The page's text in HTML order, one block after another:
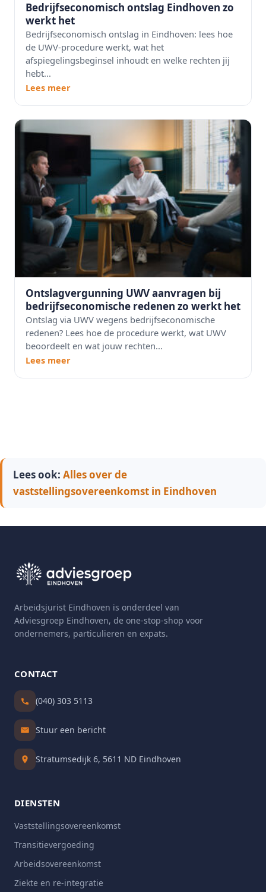
Bedrijfseconomisch ontslag Eindhoven zo
werkt het
Bedrijfseconomisch ontslag in Eindhoven: lees hoe
de UWV-procedure werkt, wat het
afspiegelingsbeginsel inhoudt en welke rechten jij
hebt...
Lees meer
Ontslagvergunning UWV aanvragen bij
bedrijfseconomische redenen zo werkt het
Ontslag via UWV wegens bedrijfseconomische
redenen? Lees hoe de procedure werkt, wat UWV
beoordeelt en wat jouw rechten...
Lees meer
Lees ook: Alles over de
vaststellingsovereenkomst in Eindhoven
Arbeidsjurist Eindhoven is onderdeel van
Adviesgroep Eindhoven, de one-stop-shop voor
ondernemers, particulieren en expats.
CONTACT
(040) 303 5113
Stuur een bericht
Stratumsedijk 6, 5611 ND Eindhoven
DIENSTEN
Vaststellingsovereenkomst
Transitievergoeding
Arbeidsovereenkomst
Ziekte en re-integratie